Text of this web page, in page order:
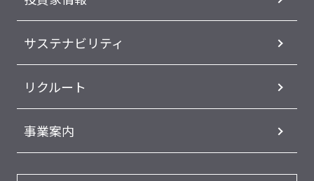
サステナビリティ
リクルート
事業案内